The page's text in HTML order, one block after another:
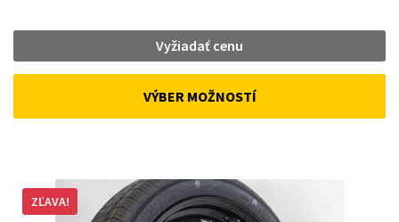
Vyžiadať cenu
VÝBER MOŽNOSTÍ
ZĽAVA!